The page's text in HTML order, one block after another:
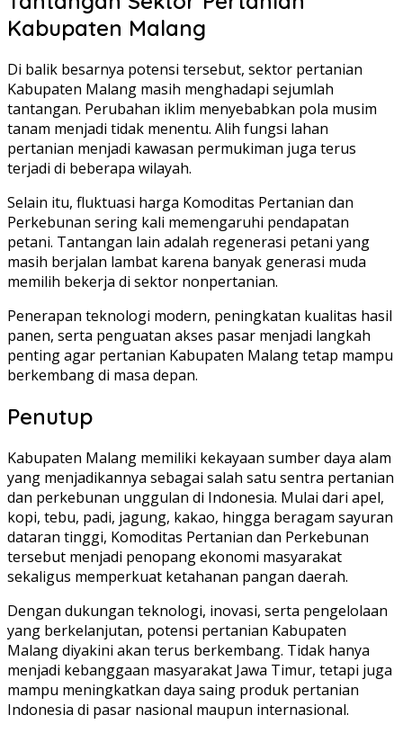
Kabupaten Malang
Di balik besarnya potensi tersebut, sektor pertanian
Kabupaten Malang masih menghadapi sejumlah
tantangan. Perubahan iklim menyebabkan pola musim
tanam menjadi tidak menentu. Alih fungsi lahan
pertanian menjadi kawasan permukiman juga terus
terjadi di beberapa wilayah.
Selain itu, fluktuasi harga Komoditas Pertanian dan
Perkebunan sering kali memengaruhi pendapatan
petani. Tantangan lain adalah regenerasi petani yang
masih berjalan lambat karena banyak generasi muda
memilih bekerja di sektor nonpertanian.
Penerapan teknologi modern, peningkatan kualitas hasil
panen, serta penguatan akses pasar menjadi langkah
penting agar pertanian Kabupaten Malang tetap mampu
berkembang di masa depan.
Penutup
Kabupaten Malang memiliki kekayaan sumber daya alam
yang menjadikannya sebagai salah satu sentra pertanian
dan perkebunan unggulan di Indonesia. Mulai dari apel,
kopi, tebu, padi, jagung, kakao, hingga beragam sayuran
dataran tinggi, Komoditas Pertanian dan Perkebunan
tersebut menjadi penopang ekonomi masyarakat
sekaligus memperkuat ketahanan pangan daerah.
Dengan dukungan teknologi, inovasi, serta pengelolaan
yang berkelanjutan, potensi pertanian Kabupaten
Malang diyakini akan terus berkembang. Tidak hanya
menjadi kebanggaan masyarakat Jawa Timur, tetapi juga
mampu meningkatkan daya saing produk pertanian
Indonesia di pasar nasional maupun internasional.